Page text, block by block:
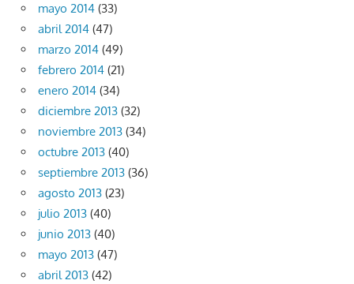
mayo 2014 (33)
abril 2014 (47)
marzo 2014 (49)
febrero 2014 (21)
enero 2014 (34)
diciembre 2013 (32)
noviembre 2013 (34)
octubre 2013 (40)
septiembre 2013 (36)
agosto 2013 (23)
julio 2013 (40)
junio 2013 (40)
mayo 2013 (47)
abril 2013 (42)